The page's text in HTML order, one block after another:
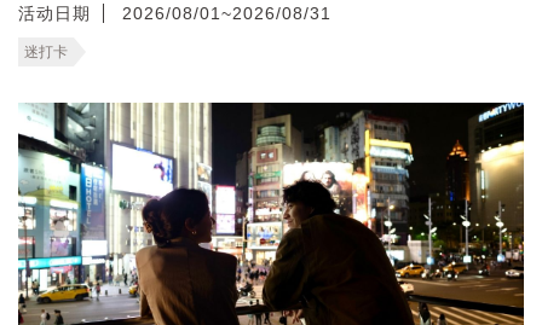
活动日期
2026/08/01~2026/08/31
迷打卡